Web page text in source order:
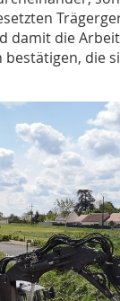
damit die
die